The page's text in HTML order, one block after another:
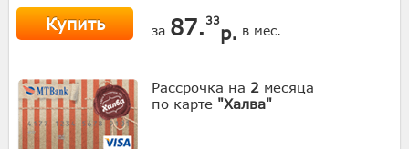
Купить за 87. 33
р. в мес.
Рассрочка на 2 месяца
по карте "Халва"